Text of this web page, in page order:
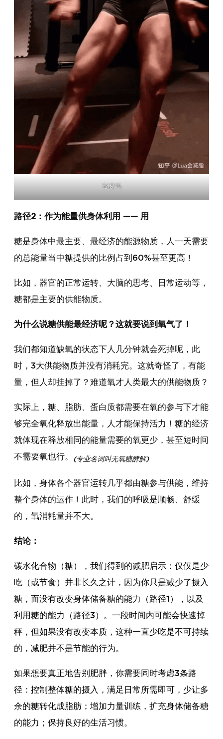
容易吗
路径2：作为能量供身体利用 —— 用
糖是身体中最主要、最经济的能源物质，人一天需要
的总能量当中糖提供的比例占到60%甚至更高！
比如，器官的正常运转、大脑的思考、日常运动等，
糖都是主要的供能物质。
为什么说糖供能最经济呢？这就要说到氧气了！
我们都知道缺氧的状态下人几分钟就会死掉呢，此
时，3大供能物质并没有消耗完。这就奇怪了，有能
量，但人却挂掉了？难道氧才人类最大的供能物质？
实际上，糖、脂肪、蛋白质都需要在氧的参与下才能
够完全氧化释放出能量，人才能保持活力！糖的经济
就体现在释放相同的能量需要的氧更少，甚至短时间
不需要氧也行。
(专业名词叫无氧糖酵解)
比如，身体各个器官运转几乎都由糖参与供能，维持
整个身体的运作！此时，我们的呼吸是顺畅、舒缓
的，氧消耗量并不大。
结论：
碳水化合物（糖），我们得到的减肥启示：仅仅是少
吃（或节食）并非长久之计，因为你只是减少了摄入
糖，而没有改变身体储备糖的能力（路径1），以及
利用糖的能力（路径3）。一段时间内可能会快速掉
秤，但如果没有改变本质，这种一直少吃是不可持续
的，减肥并不是节能的行为。
如果想要真正地告别肥胖，你需要同时考虑3条路
径：控制整体糖的摄入，满足日常所需即可，少让多
余的糖转化成脂肪；增加力量训练，扩充身体储备糖
的能力；保持良好的生活习惯。